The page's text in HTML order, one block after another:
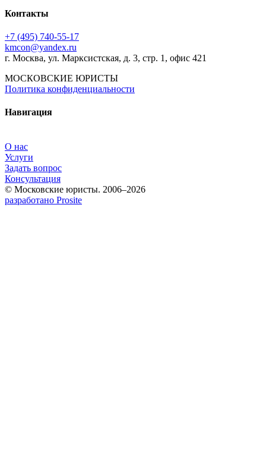
Контакты
+7 (495) 740‑55‑17
kmcon@yandex.ru
г. Москва, ул. Марксистская, д. 3, стр. 1, офис 421
МОСКОВСКИЕ ЮРИСТЫ
Политика конфиденциальности
Навигация
О нас
Услуги
Задать вопрос
Консультация
© Московские юристы. 2006–2026
разработано Prosite